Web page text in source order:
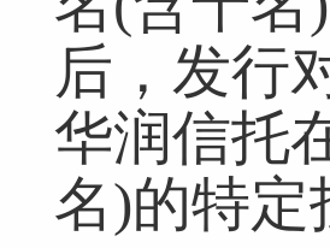
后，发行
华润信托
名)的特定